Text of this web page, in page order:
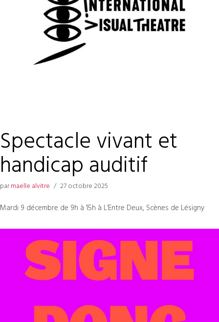
Spectacle vivant et
handicap auditif
parmaelle alvitre 27 octobre 2025
Mardi 9 décembre de 9h à 15h à L’Entre Deux, Scènes de Lésigny